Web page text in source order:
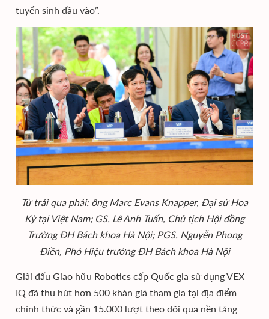
tuyển sinh đầu vào”.
Từ trái qua phải: ông Marc Evans Knapper, Đại sứ Hoa
Kỳ tại Việt Nam; GS. Lê Anh Tuấn, Chủ tịch Hội đồng
Trường ĐH Bách khoa Hà Nội; PGS. Nguyễn Phong
Điền, Phó Hiệu trưởng ĐH Bách khoa Hà Nội
Giải đấu Giao hữu Robotics cấp Quốc gia sử dụng VEX
IQ đã thu hút hơn 500 khán giả tham gia tại địa điểm
chính thức và gần 15.000 lượt theo dõi qua nền tảng